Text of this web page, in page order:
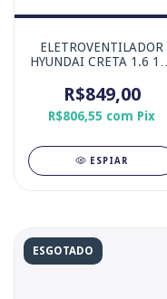
ELETROVENTILADOR
HYUNDAI CRETA 1.6 16v
R$849,00
R$806,55 com Pix
ESPIAR
ESGOTADO